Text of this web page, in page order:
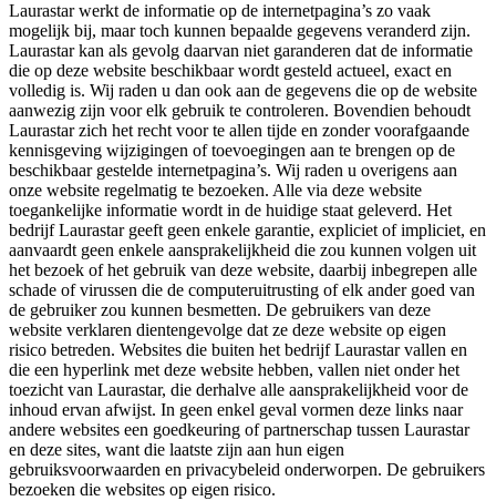
Laurastar werkt de informatie op de internetpagina’s zo vaak
mogelijk bij, maar toch kunnen bepaalde gegevens veranderd zijn.
Laurastar kan als gevolg daarvan niet garanderen dat de informatie
die op deze website beschikbaar wordt gesteld actueel, exact en
volledig is. Wij raden u dan ook aan de gegevens die op de website
aanwezig zijn voor elk gebruik te controleren. Bovendien behoudt
Laurastar zich het recht voor te allen tijde en zonder voorafgaande
kennisgeving wijzigingen of toevoegingen aan te brengen op de
beschikbaar gestelde internetpagina’s. Wij raden u overigens aan
onze website regelmatig te bezoeken. Alle via deze website
toegankelijke informatie wordt in de huidige staat geleverd. Het
bedrijf Laurastar geeft geen enkele garantie, expliciet of impliciet, en
aanvaardt geen enkele aansprakelijkheid die zou kunnen volgen uit
het bezoek of het gebruik van deze website, daarbij inbegrepen alle
schade of virussen die de computeruitrusting of elk ander goed van
de gebruiker zou kunnen besmetten. De gebruikers van deze
website verklaren dientengevolge dat ze deze website op eigen
risico betreden. Websites die buiten het bedrijf Laurastar vallen en
die een hyperlink met deze website hebben, vallen niet onder het
toezicht van Laurastar, die derhalve alle aansprakelijkheid voor de
inhoud ervan afwijst. In geen enkel geval vormen deze links naar
andere websites een goedkeuring of partnerschap tussen Laurastar
en deze sites, want die laatste zijn aan hun eigen
gebruiksvoorwaarden en privacybeleid onderworpen. De gebruikers
bezoeken die websites op eigen risico.